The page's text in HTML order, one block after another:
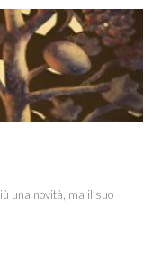
una novità, ma il suo